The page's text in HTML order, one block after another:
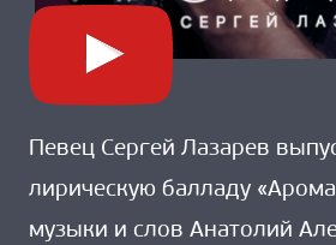
Певец Сергей Лазарев
лирическую балладу
музыки и слов Анатолий